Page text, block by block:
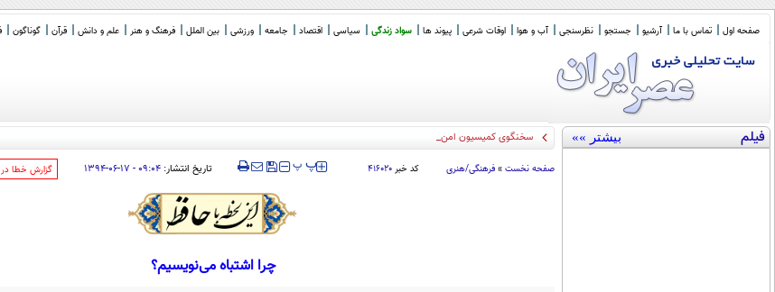
صفحه اول تماس با ما آرشیو جستجو نظرسنجی آب و هوا اوقات شرعی پیوند ها سواد زندگی سیاسی اقتصاد جامعه ورزشی بین الملل فرهنگ و هنر علم و دانش قرآن گوناگون
فیلم بیشتر »» سخنگوی کمیسیون امنیت: چارچوب کلی مذاک
صفحه نخست » فرهنگی/هنری کد خبر ۴۱۶۰۲۰ ‍‍‍ پ پ تاریخ انتشار:۰۹:۰۴ - ۱۷-۰۶-۱۳۹۴ ‌گزارش خطا
چرا اشتباه می‌نویسیم؟